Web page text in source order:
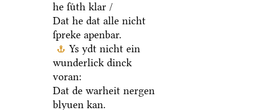
he ſuͤth klar /
Dat he dat alle nicht
ſpreke apenbar.
Ys ydt nicht ein
wunderlick dinck
voran:
Dat de warheit nergen
blyuen kan.